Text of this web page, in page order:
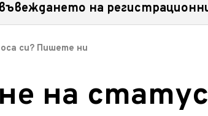
в обикновената си поща.
на
и регистрационния номер. За съжаление,
си? Пишете ни
на